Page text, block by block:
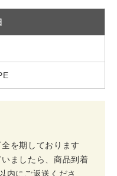
を期しております
ましたら、商品到着
内にご返送くださ